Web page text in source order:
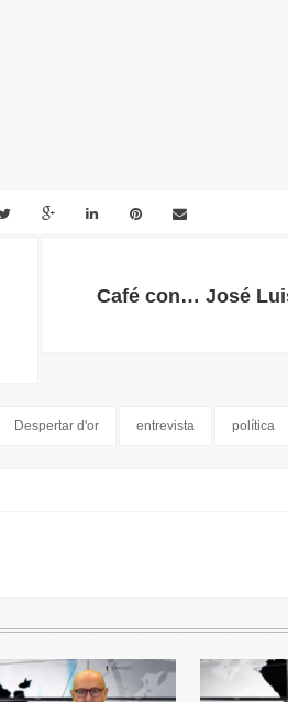
Café con… José
Despertar d'or entrevista política